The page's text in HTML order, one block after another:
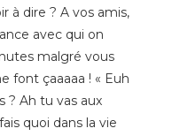
à dire ? A vos amis,
avec qui on
malgré vous
font çaaaaa ! « Euh
? Ah tu vas aux
quoi dans la vie